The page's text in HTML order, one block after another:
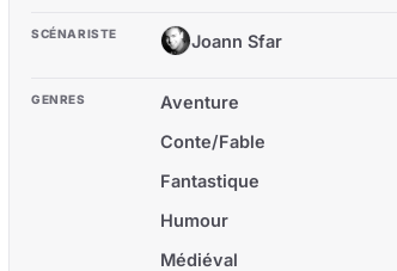
SCÉNARISTE JS Joann Sfar
GENRES
Aventure
Conte/Fable
Fantastique
Humour
Médiéval